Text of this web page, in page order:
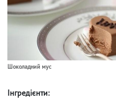
Шоколадний мус
Інгредієнти: